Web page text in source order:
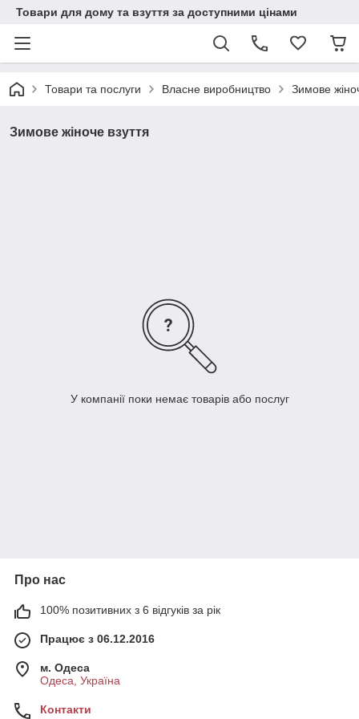
Товари для дому та взуття за доступними цінами
Товари та послуги Власне виробництво Зимове
Зимове жіноче взуття
У компанії поки немає товарів або послуг
Про нас
100% позитивних з 6 відгуків за рік
Працює з 06.12.2016
м. Одеса
Одеса, Україна
Контакти